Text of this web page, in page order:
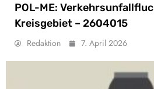
POL-ME:
Kreisgebiet – 2604015
Redaktion 7. April 2026